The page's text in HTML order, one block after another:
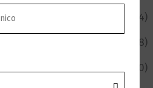
(74)
(88)
(210)